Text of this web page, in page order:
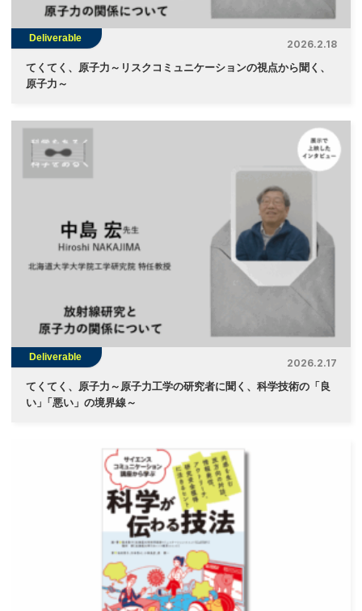
Deliverable
2026.2.18
てくてく、原子力～リスクコミュニケーションの視点から聞く、
原子力～
Deliverable
2026.2.17
てくてく、原子力～原子力工学の研究者に聞く、科学技術の「良
い」 「悪い」の境界線～